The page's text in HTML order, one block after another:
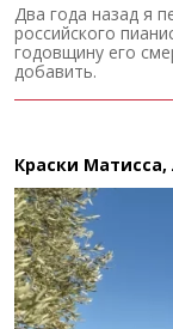
Два года назад я
российского
годовщину его
добавить.
Краски